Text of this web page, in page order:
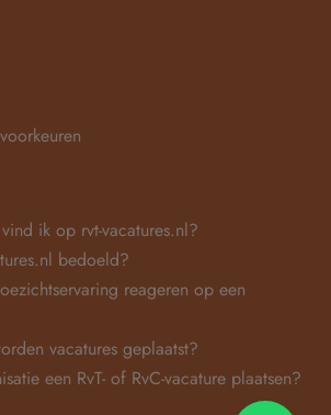
ik op rvt-vacatures.nl?
bedoeld?
reageren op een
vacatures geplaatst?
een RvT- of RvC-vacature plaatsen?